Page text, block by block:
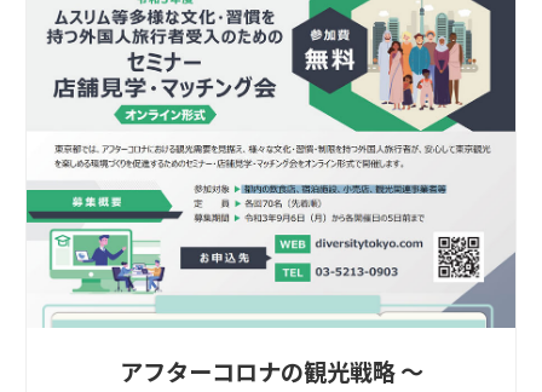
アフターコロナの観光戦略 ～